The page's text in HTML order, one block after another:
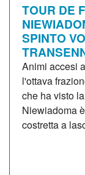
TOUR DE
SPINTO
Animi accesi
l'ottava
che ha visto
Niewiadoma
costretta a